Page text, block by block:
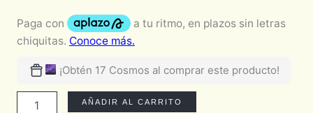
¡Obtén 17 Cosmos al comprar este producto!
AÑADIR AL CARRITO